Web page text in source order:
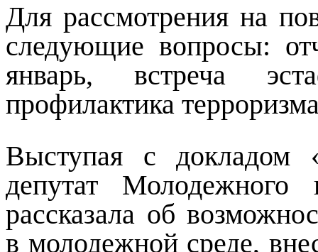
Для рассмотрения на
следующие вопросы:
январь, встреча
профилактика
Выступая с докладом
депутат Молодежного
рассказала об
в молодежной среде,